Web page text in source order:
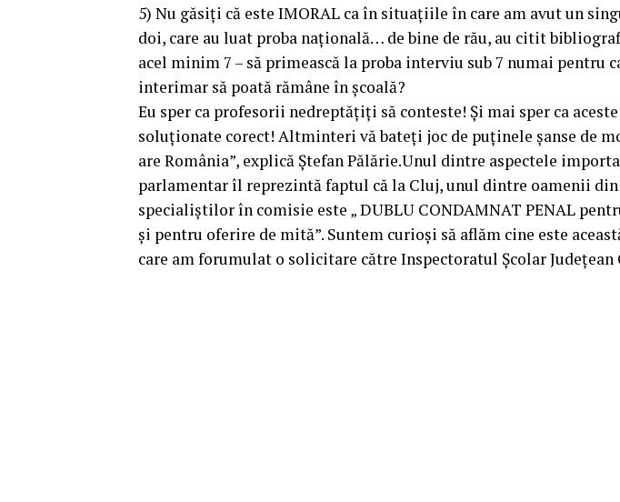
5) Nu găsiți că este IMORAL ca în situațiile în care am avut un
doi, care au luat proba națională… de bine de rău, au citit
acel minim 7 – să primească la proba interviu sub 7 numai pentru
interimar să poată rămâne în școală?
Eu sper ca profesorii nedreptățiți să conteste! Și mai sper ca
soluționate corect! Altminteri vă bateți joc de puținele șanse de
are România”, explică Ștefan Pălărie.Unul dintre aspectele
parlamentar îl reprezintă faptul că la Cluj, unul dintre oamenii din
specialiștilor în comisie este „ DUBLU CONDAMNAT PENAL
și pentru oferire de mită”. Suntem curioși să aflăm cine este
care am forumulat o solicitare către Inspectoratul Școlar Județean